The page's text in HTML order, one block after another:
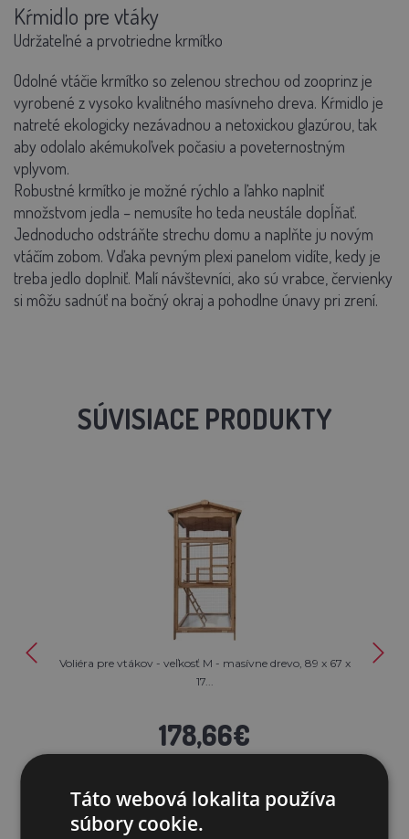
Kŕmidlo pre vtáky
Udržateľné a prvotriedne krmítko
Odolné vtáčie krmítko so zelenou strechou od zooprinz je
vyrobené z vysoko kvalitného masívneho dreva. Kŕmidlo je
natreté ekologicky nezávadnou a netoxickou glazúrou, tak
aby odolalo akémukoľvek počasiu a poveternostným
vplyvom.
Robustné krmítko je možné rýchlo a ľahko naplniť
množstvom jedla – nemusíte ho teda neustále dopĺňať.
Jednoducho odstráňte strechu domu a naplňte ju novým
vtáčím zobom. Vďaka pevným plexi panelom vidíte, kedy je
treba jedlo doplniť. Malí návštevníci, ako sú vrabce, červienky
si môžu sadnúť na bočný okraj a pohodlne únavy pri zrení.
SÚVISIACE PRODUKTY
Voliéra pre vtákov - veľkosť M - masívne drevo, 89 x 67 x
17...
178,66€
PRIDAŤ DO KOŠÍKA
Táto webová lokalita používa
súbory cookie.